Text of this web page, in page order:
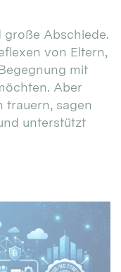
große Abschiede.
von Eltern,
mit
Aber
trauern, sagen
unterstützt